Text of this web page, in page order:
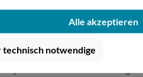
Mediadaten zu
und Texte
Alle akzeptieren
technisch notwendige